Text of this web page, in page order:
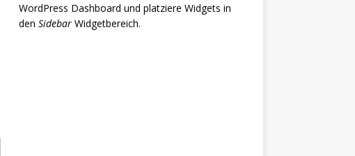
WordPress Dashboard und platziere Widgets in
den SidebarWidgetbereich.